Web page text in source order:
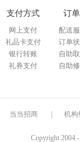
支付方式
网上支付
礼品卡支付
银行转账
礼券支付
订
配送
订单
自助
自助
当当招商 机构
Copyright 2004